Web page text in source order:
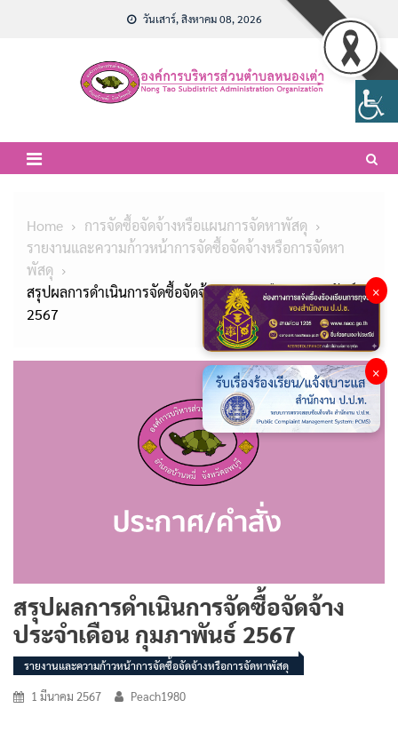
วันเสาร์, สิงหาคม 08, 2026
Home
การจัดซื้อจัดจ้างหรือแผนการจัดหาพัสดุ
รายงานและความก้าวหน้าการจัดซื้อจัดจ้างหรือการจัดหา
พัสดุ
สรุปผลการดำเนินการจัดซื้อจัดจ้าง ประจำเดือน กุมภาพันธ์
2567
สรุปผลการดำเนินการจัดซื้อจัดจ้าง
ประจำเดือน กุมภาพันธ์ 2567
รายงานและความก้าวหน้าการจัดซื้อจัดจ้างหรือการจัดหาพัสดุ
1 มีนาคม 2567 Peach1980
×
×